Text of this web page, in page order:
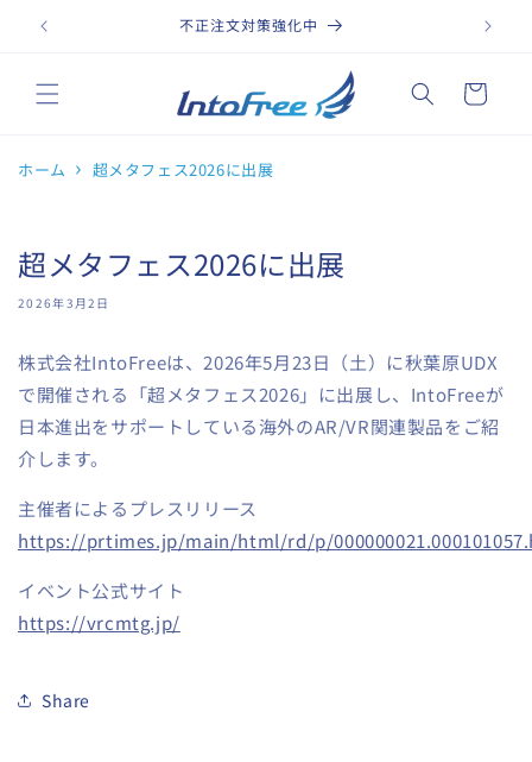
ンツに
不正注文対策強化中
ー
ホーム 超メタフェス2026に出展
超メタフェス2026に出展
2026年3月2日
株式会社IntoFreeは、2026年5月23日（土）に秋葉原UDX
で開催される「超メタフェス2026」に出展し、IntoFreeが
日本進出をサポートしている海外のAR/VR関連製品をご紹
介します。
主催者によるプレスリリース
https://prtimes.jp/main/html/rd/p/
イベント公式サイト
https://vrcmtg.jp/
Share